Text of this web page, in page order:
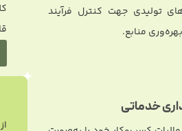
تولیدی جهت کنترل فرآیند
منابع.
خدماتی